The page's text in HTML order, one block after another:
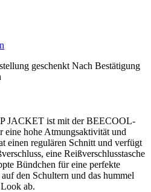
geschenkt Nach Bestätigung
JACKET ist mit der BEECOOL-
eine hohe Atmungsaktivität und
einen regulären Schnitt und verfügt
eine Reißverschlusstasche
Bündchen für eine perfekte
den Schultern und das hummel
ab.